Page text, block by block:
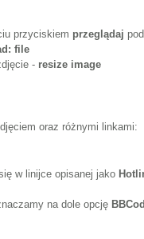
przyciskiem przeglądaj
file
- resize image
oraz różnymi linkami:
w linijce opisanej jako
na dole opcję